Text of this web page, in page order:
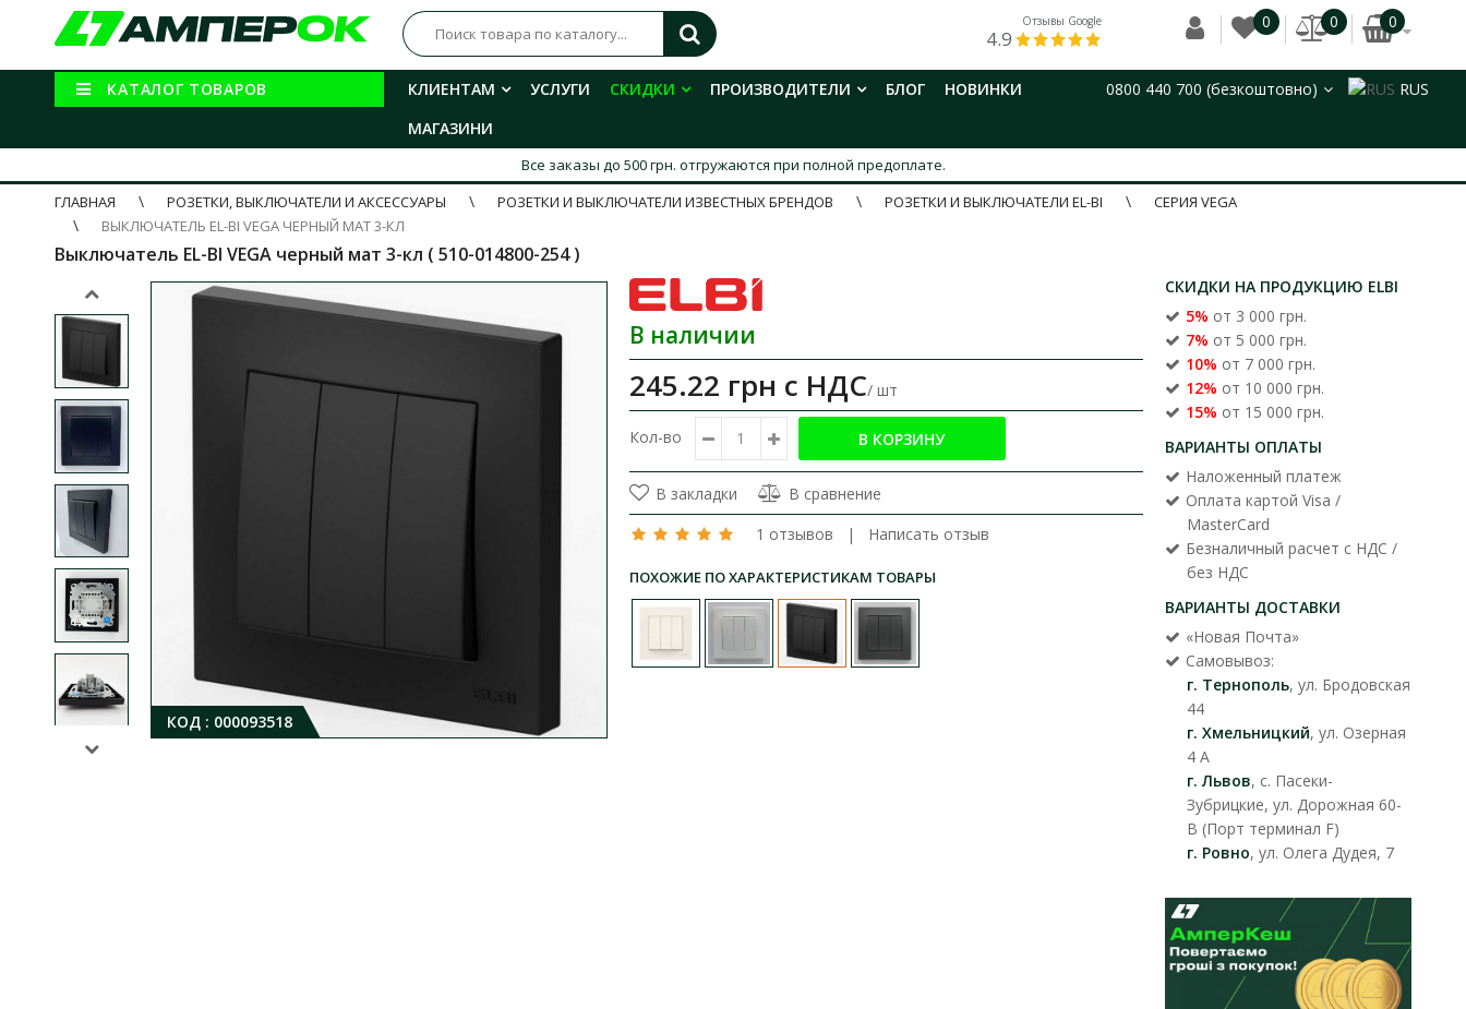
Отзывы Google
4.9
0 0 0
КАТАЛОГ ТОВАРОВ КЛИЕНТАМ УСЛУГИ СКИДКИ ПРОИЗВОДИТЕЛИ БЛОГ
НОВИНКИ
МАГАЗИНИ
0800 440 700 (безкоштовно) RUS
Все заказы до 500 грн. отгружаются при полной предоплате.
ГЛАВНАЯ
РОЗЕТКИ, ВЫКЛЮЧАТЕЛИ И АКСЕССУАРЫ РОЗЕТКИ И ВЫКЛЮЧАТЕЛИ ИЗВЕСТНЫХ БРЕНДОВ РОЗЕТКИ И ВЫКЛЮЧАТЕЛИ EL-BI
СЕРИЯ VEGA
ВЫКЛЮЧАТЕЛЬ EL-BI VEGA ЧЕРНЫЙ МАТ 3-КЛ
Выключатель EL-BI VEGA черный мат 3-кл ( 510-014800-254 )
КОД : 000093518
В наличии
245.22 грн с НДС/ шт
Кол-во
В закладки
В сравнение
1 отзывов | Написать отзыв
ПОХОЖИЕ ПО ХАРАКТЕРИСТИКАМ ТОВАРЫ
СКИДКИ НА ПРОДУКЦИЮ ELBI
5% от 3 000 грн.
7% от 5 000 грн.
10% от 7 000 грн.
12% от 10 000 грн.
15% от 15 000 грн.
ВАРИАНТЫ ОПЛАТЫ
Наложенный платеж
Оплата картой Visa /
MasterCard
Безналичный расчет с НДС /
без НДС
ВАРИАНТЫ ДОСТАВКИ
«Новая Почта»
Самовывоз:
г. Тернополь, ул. Бродовская
44
г. Хмельницкий, ул. Озерная
4 А
г. Львов, с. Пасеки-
Зубрицкие, ул. Дорожная 60-
В (Порт терминал F)
г. Ровно, ул. Олега Дудея, 7